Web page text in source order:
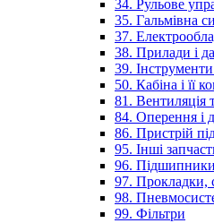
34. Рульове
35. Гальмівна
37.
38. Прилади і
39.
50. Кабіна і її
81. Вентиляція
84. Оперення і
86. Пристрій
95. Інші
96. Підшипники
97. Прокладки,
98.
99. Фільтри